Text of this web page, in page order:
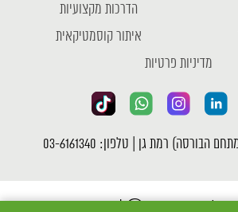
הדרכות מקצועיות
איתור קוסמטיקאית
מדיניות פרטיות